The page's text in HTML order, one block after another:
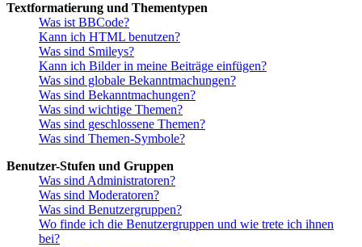
Textformatierung und Thementypen
Was ist BBCode?
Kann ich HTML benutzen?
Was sind Smileys?
Kann ich Bilder in meine Beiträge einfügen?
Was sind globale Bekanntmachungen?
Was sind Bekanntmachungen?
Was sind wichtige Themen?
Was sind geschlossene Themen?
Was sind Themen-Symbole?
Benutzer-Stufen und Gruppen
Was sind Administratoren?
Was sind Moderatoren?
Was sind Benutzergruppen?
Wo finde ich die Benutzergruppen und wie trete ich ihnen
bei?